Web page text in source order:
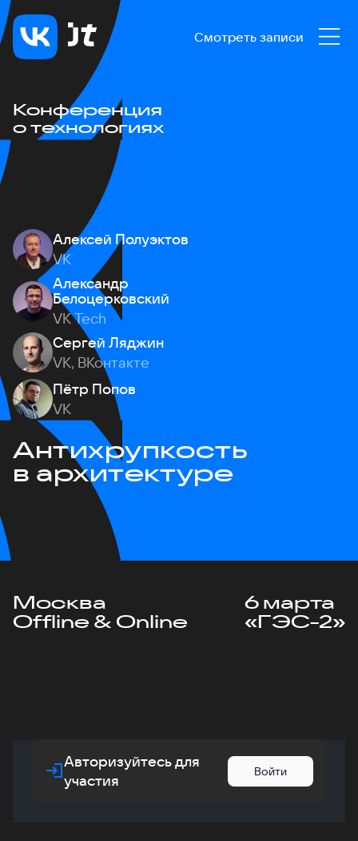
Смотреть записи
Конференция
о технологиях
Алексей Полуэктов
VK
Александр
Белоцерковский
VK Tech
Сергей Ляджин
VK, ВКонтакте
Пётр Попов
VK
Антихрупкость
в архитектуре
Москва
Offline & Online
6 марта
«ГЭС-2»
Авторизуйтесь для
участия
Войти